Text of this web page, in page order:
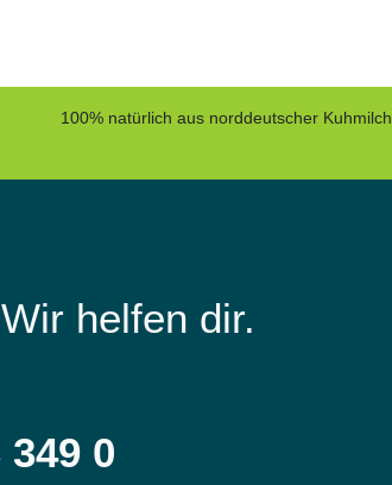
100% natürlich aus norddeutscher Kuhmilch
helfen dir.
349 0